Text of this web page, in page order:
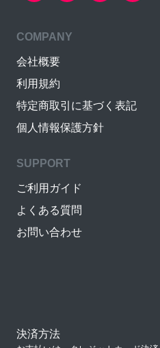
COMPANY
会社概要
利用規約
特定商取引に基づく表記
個人情報保護方針
SUPPORT
ご利用ガイド
よくある質問
お問い合わせ
決済方法